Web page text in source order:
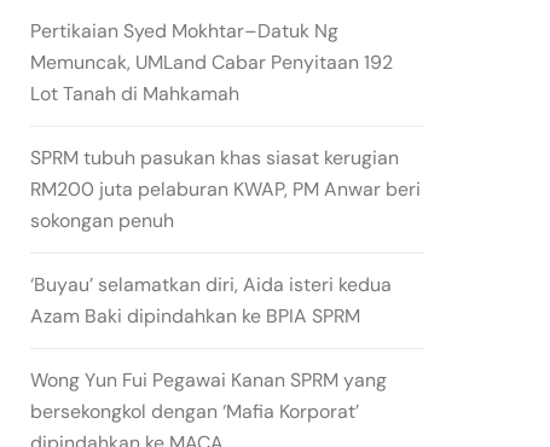
Pertikaian Syed Mokhtar–Datuk Ng
Memuncak, UMLand Cabar Penyitaan 192
Lot Tanah di Mahkamah
SPRM tubuh pasukan khas siasat kerugian
RM200 juta pelaburan KWAP, PM Anwar beri
sokongan penuh
‘Buyau’ selamatkan diri, Aida isteri kedua
Azam Baki dipindahkan ke BPIA SPRM
Wong Yun Fui Pegawai Kanan SPRM yang
bersekongkol dengan ‘Mafia Korporat’